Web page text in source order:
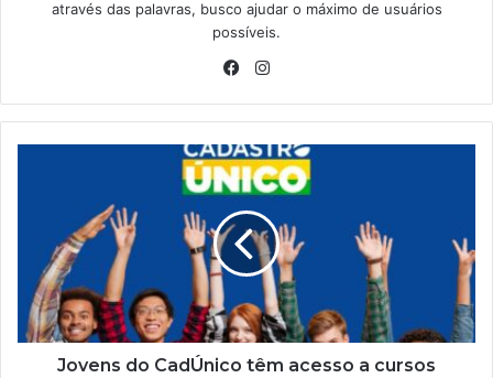
através das palavras, busco ajudar o máximo de usuários
possíveis.
Facebook
acesso
cursos
gratuitos
Jovens do CadÚnico têm acesso a cursos